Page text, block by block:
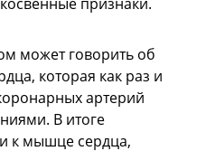
может говорить об
которая как раз и
артерий
В итоге
к мышце сердца,